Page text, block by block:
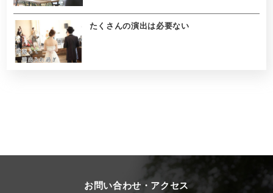
たくさんの演出は必要ない
お問い合わせ・アクセス